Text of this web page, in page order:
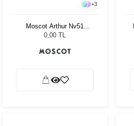
+3
Moscot Arthur Nv51
Tortoise Celebrity Blue
0,00 TL